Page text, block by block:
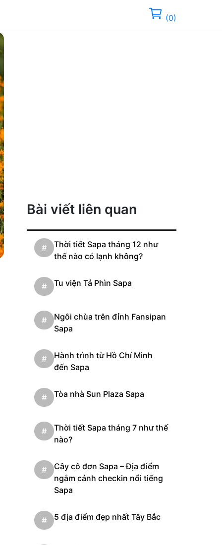
(0)
Bài viết liên quan
#
Thời tiết Sapa tháng 12 như
thế nào có lạnh không?
# Tu viện Tả Phìn Sapa
#
Ngôi chùa trên đỉnh Fansipan
Sapa
#
Hành trình từ Hồ Chí Minh
đến Sapa
# Tòa nhà Sun Plaza Sapa
#
Thời tiết Sapa tháng 7 như thế
nào?
#
Cây cô đơn Sapa – Địa điểm
ngắm cảnh checkin nổi tiếng
Sapa
# 5 địa điểm đẹp nhất Tây Bắc